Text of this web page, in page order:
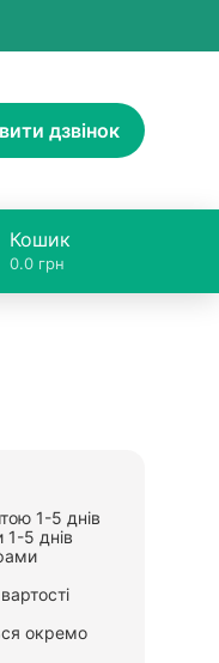
дзвінок
Кошик
0.0 грн
1-5 днів
5 днів
окремо